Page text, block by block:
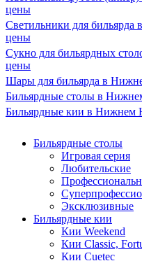
цены
Светильники для бильярда
цены
Сукно для бильярдных
цены
Шары для бильярда в
Бильярдные столы в
Бильярдные кии в Нижнем
Бильярдные столы
Игровая серия
Любительские
Эксклюзивные
Бильярдные кии
Кии Weekend
Кии Classic,
Кии Cuetec